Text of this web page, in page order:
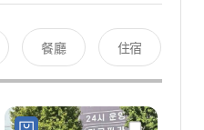
餐廳 住宿